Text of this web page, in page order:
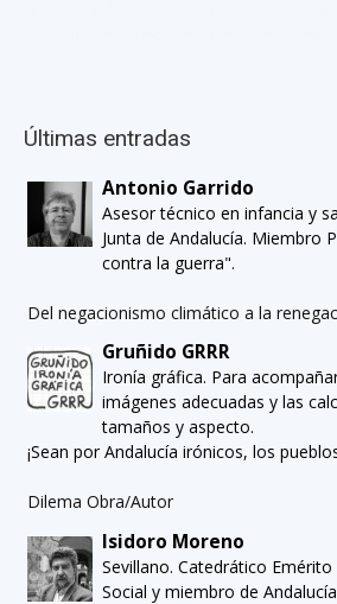
Últimas entradas
Antonio Garrido
Asesor técnico en infancia y
Junta de Andalucía. Miembro
contra la guerra".
Del negacionismo climático a la
Gruñido GRRR
Ironía gráfica. Para
imágenes adecuadas y las
tamaños y aspecto.
¡Sean por Andalucía irónicos, los
Dilema Obra/Autor
Isidoro Moreno
Sevillano. Catedrático
Social y miembro de